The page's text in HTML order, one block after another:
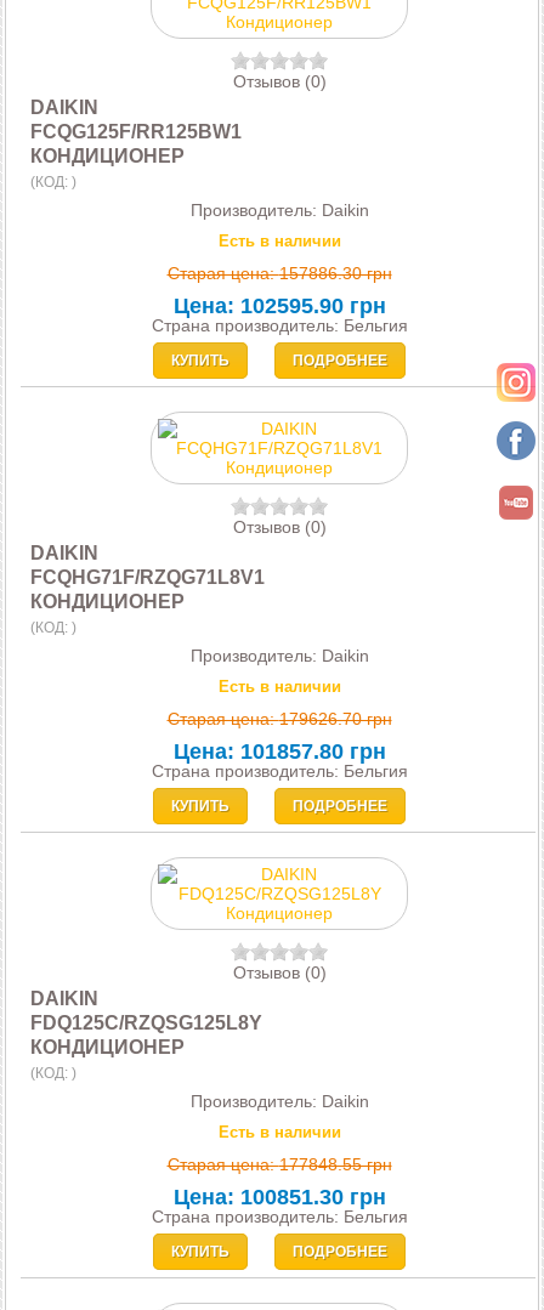
Отзывов (0)
DAIKIN
FCQG125F/RR125BW1
КОНДИЦИОНЕР
(КОД: )
Производитель: Daikin
Есть в наличии
Старая цена:157886.30 грн
Цена: 102595.90 грн
Страна производитель: Бельгия
КУПИТЬ ПОДРОБНЕЕ
Отзывов (0)
DAIKIN
FCQHG71F/RZQG71L8V1
КОНДИЦИОНЕР
(КОД: )
Производитель: Daikin
Есть в наличии
Старая цена:179626.70 грн
Цена: 101857.80 грн
Страна производитель: Бельгия
КУПИТЬ ПОДРОБНЕЕ
Отзывов (0)
DAIKIN
FDQ125C/RZQSG125L8Y
КОНДИЦИОНЕР
(КОД: )
Производитель: Daikin
Есть в наличии
Старая цена:177848.55 грн
Цена: 100851.30 грн
Страна производитель: Бельгия
КУПИТЬ ПОДРОБНЕЕ